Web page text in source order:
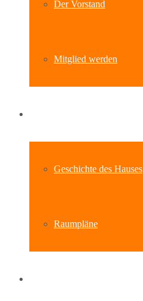
Der Vorstand
Mitglied werden
Geschichte des Hauses
Raumpläne